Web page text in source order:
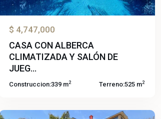
$ 4,747,000
CASA CON ALBERCA
CLIMATIZADA Y SALÓN DE
JUEG...
Construccion:339 m2 Terreno:525 m2
Lomas
Cuernavaca,